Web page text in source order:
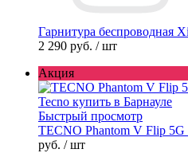
Гарнитура беспроводная
2 290 руб. / шт
Акция
Быстрый просмотр
TECNO Phantom V Flip
руб. / шт